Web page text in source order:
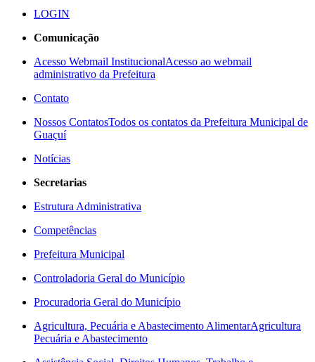
LOGIN
Comunicação
Acesso Webmail InstitucionalAcesso ao webmail
administrativo da Prefeitura
Contato
Nossos ContatosTodos os contatos da Prefeitura Municipal de
Guaçuí
Notícias
Secretarias
Estrutura Administrativa
Competências
Prefeitura Municipal
Controladoria Geral do Município
Procuradoria Geral do Município
Agricultura, Pecuária e Abastecimento AlimentarAgricultura
Pecuária e Abastecimento